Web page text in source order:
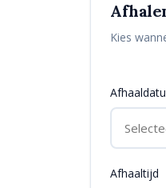
Kies
Afhaaltijd